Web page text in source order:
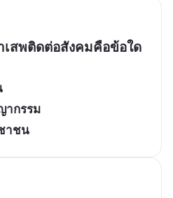
เสพติดต่อสังคมคือข้อใด
ากรรม
าชน